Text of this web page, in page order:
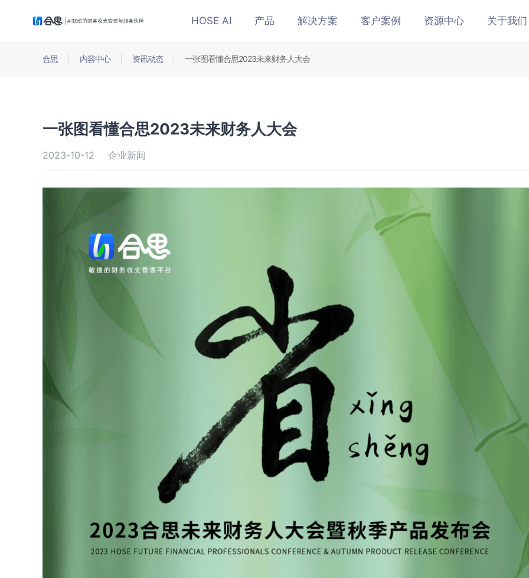
HOSE AI 产品 解决方案 客户案例 资源中心 关于我们
合思 内容中心 资讯动态 一张图看懂合思2023未来财务人大会
一张图看懂合思2023未来财务人大会
2023-10-12 企业新闻